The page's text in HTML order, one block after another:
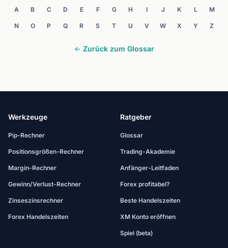
A B C D E F G H I J K L M
N O P Q R S T U V W X Y Z
← Zurück zum Glossar
Werkzeuge
Pip-Rechner
Positionsgrößen-Rechner
Margin-Rechner
Gewinn/Verlust-Rechner
Zinseszinsrechner
Forex Handelszeiten
Ratgeber
Glossar
Trading-Akademie
Anfänger-Leitfaden
Forex profitabel?
Beste Handelszeiten
XM Konto eröffnen
Spiel (beta)